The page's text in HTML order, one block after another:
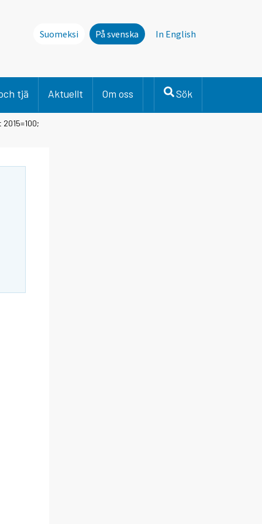
Suomeksi På svenska In English
tjä Aktuellt Om oss Sök